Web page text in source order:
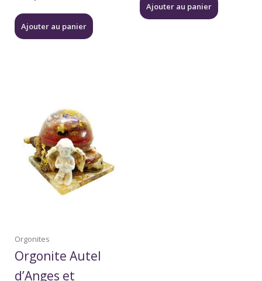
Ajouter au panier
Ajouter au panier
Orgonites
Orgonite Autel
d’Anges et